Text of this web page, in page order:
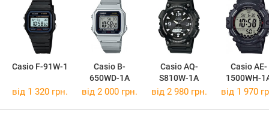
Casio F-91W-1
Casio B-
650WD-1A
Casio AQ-
S810W-1A
Casio AE-
1500WH-
від 1 320 грн. від 2 000 грн. від 2 980 грн. від 1 970